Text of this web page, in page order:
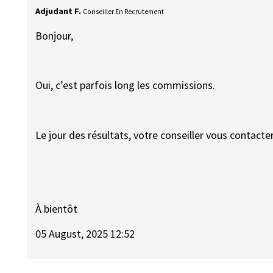
Adjudant F. Conseiller En Recrutement
Bonjour,
Oui, c’est parfois long les commissions.
Le jour des résultats, votre conseiller vous
À bientôt
05 August, 2025 12:52